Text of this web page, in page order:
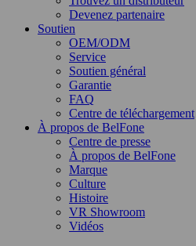
Devenez partenaire
Soutien
OEM/ODM
Service
Soutien général
Garantie
FAQ
Centre de téléchargement
À propos de BelFone
Centre de presse
À propos de BelFone
Marque
Culture
Histoire
VR Showroom
Vidéos